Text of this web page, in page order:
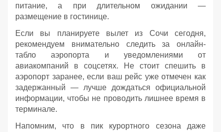
питание, а при длительном ожидании —
размещение в гостинице.
Если вы планируете вылет из Сочи сегодня,
рекомендуем внимательно следить за онлайн-
табло аэропорта и уведомлениями от
авиакомпаний в соцсетях. Не стоит спешить в
аэропорт заранее, если ваш рейс уже отмечен как
задержанный — лучше дождаться официальной
информации, чтобы не проводить лишнее время в
терминале.
Напомним, что в пик курортного сезона даже